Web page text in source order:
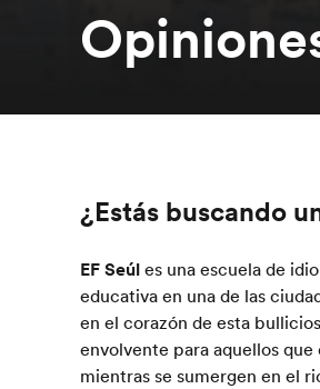
¿Estás buscando
EF Seúles una escuela de
educativa en una de las
en el corazón de esta
envolvente para aquellos
mientras se sumergen en el